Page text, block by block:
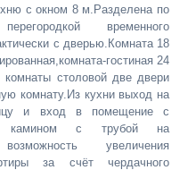
с окном 8 м.Разделена по
временного
с дверью.Комната 18
гостиная 24
комнаты столовой две двери
комнату.Из кухни выход на
и вход в помещение с
камином с трубой на
увеличения
за счёт чердачного